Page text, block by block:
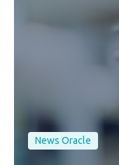
News Oracle